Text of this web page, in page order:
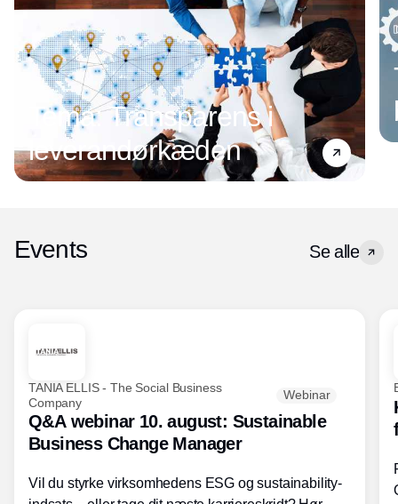
Tema: Transparens i
leverandørkæden
Events Se alle
TANIA ELLIS - The Social Business
Company
Webinar
Q&A webinar 10. august: Sustainable
Business Change Manager
Vil du styrke virksomhedens ESG og sustainability-